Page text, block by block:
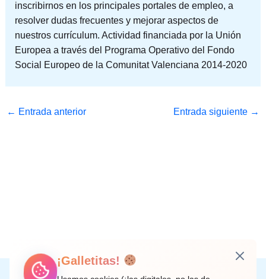
inscribirnos en los principales portales de empleo, a
resolver dudas frecuentes y mejorar aspectos de
nuestros currículum. Actividad financiada por la Unión
Europea a través del Programa Operativo del Fondo
Social Europeo de la Comunitat Valenciana 2014-2020
← Entrada anterior Entrada siguiente →
¡Galletitas!